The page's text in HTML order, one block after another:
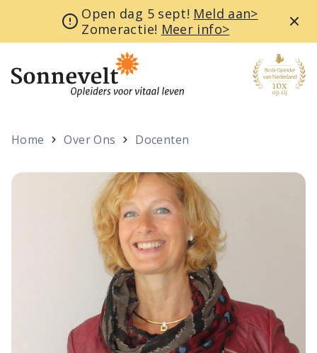
Open dag 5 sept! Meld aan>
Zomeractie! Meer info>
Home Over Ons Docenten